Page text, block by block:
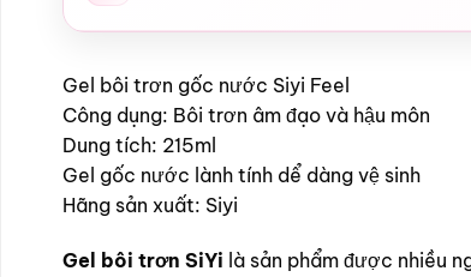
Gel bôi trơn gốc nước Siyi Feel
Công dụng: Bôi trơn âm đạo và hậu môn
Dung tích: 215ml
Gel gốc nước lành tính dể dàng vệ sinh
Hãng sản xuất: Siyi
Gel bôi trơn SiYi là sản phẩm được nhiều